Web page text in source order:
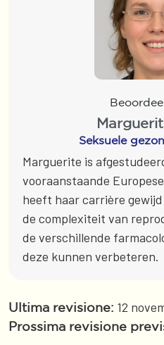
Seksuele
Marguerite is
vooraanstaande
heeft haar carrière
de complexiteit van
de verschillende
deze kunnen verbeteren.
Ultima revisione: 12
Prossima revisione